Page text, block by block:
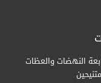
النهضات والعظات